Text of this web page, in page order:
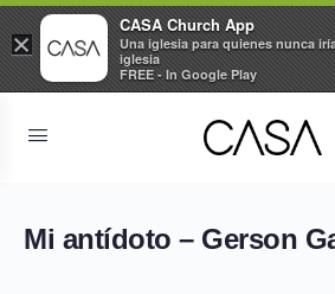
Mi antídoto – Gerson
×
CASA Church App
Una iglesia para quienes nunca
iglesia
FREE - In Google Play